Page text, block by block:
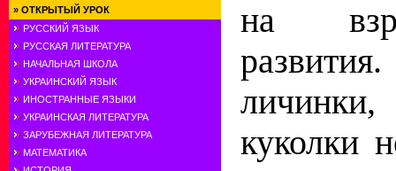
» ОТКРЫТЫЙ УРОК
РУССКИЙ ЯЗЫК
РУССКАЯ ЛИТЕРАТУРА
НАЧАЛЬНАЯ ШКОЛА
УКРАИНСКИЙ ЯЗЫК
ИНОСТРАННЫЕ ЯЗЫКИ
УКРАИНСКАЯ ЛИТЕРАТУРА
ЗАРУБЕЖНАЯ ЛИТЕРАТУРА
МАТЕМАТИКА
на
куколки